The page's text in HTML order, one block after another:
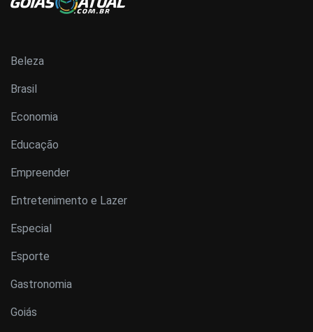
Beleza
Brasil
Economia
Educação
Empreender
Entretenimento e Lazer
Especial
Esporte
Gastronomia
Goiás